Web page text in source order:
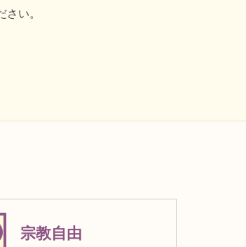
さい。
宗教自由